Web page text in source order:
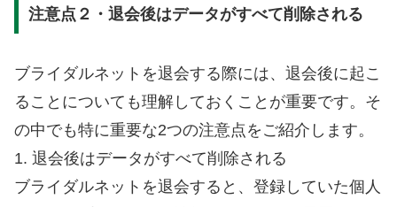
注意点２・退会後はデータがすべて削除される
ブライダルネットを退会する際には、退会後に起こ
ることについても理解しておくことが重要です。そ
の中でも特に重要な2つの注意点をご紹介します。
1. 退会後はデータがすべて削除される
ブライダルネットを退会すると、登録していた個人